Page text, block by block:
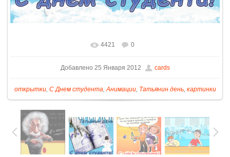
4421 0
Добавлено 25 Января 2012 cards
открытки, С Днем студента,Анимации, Татьянин день, картинки